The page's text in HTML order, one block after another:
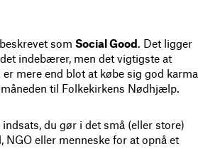
som Social Good. Det ligger
indebærer, men det vigtigste at
mere end blot at købe sig god karma
til Folkekirkens Nødhjælp.
du gør i det små (eller store)
NGO eller menneske for at opnå et